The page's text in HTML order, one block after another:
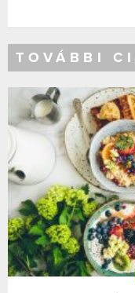
TOVÁBBI